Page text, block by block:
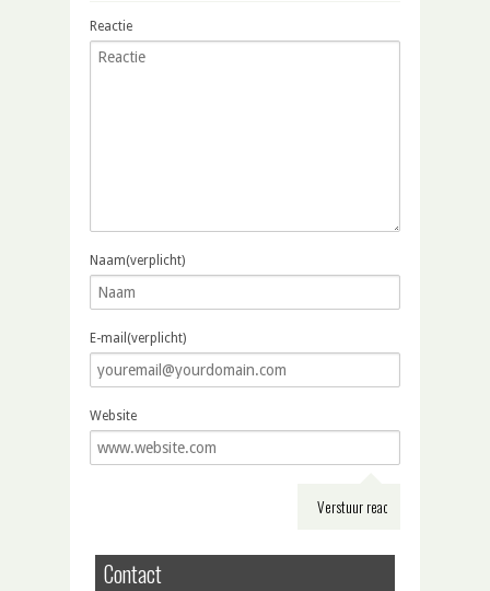
Reactie
Naam(verplicht)
E-mail(verplicht)
Website
Contact